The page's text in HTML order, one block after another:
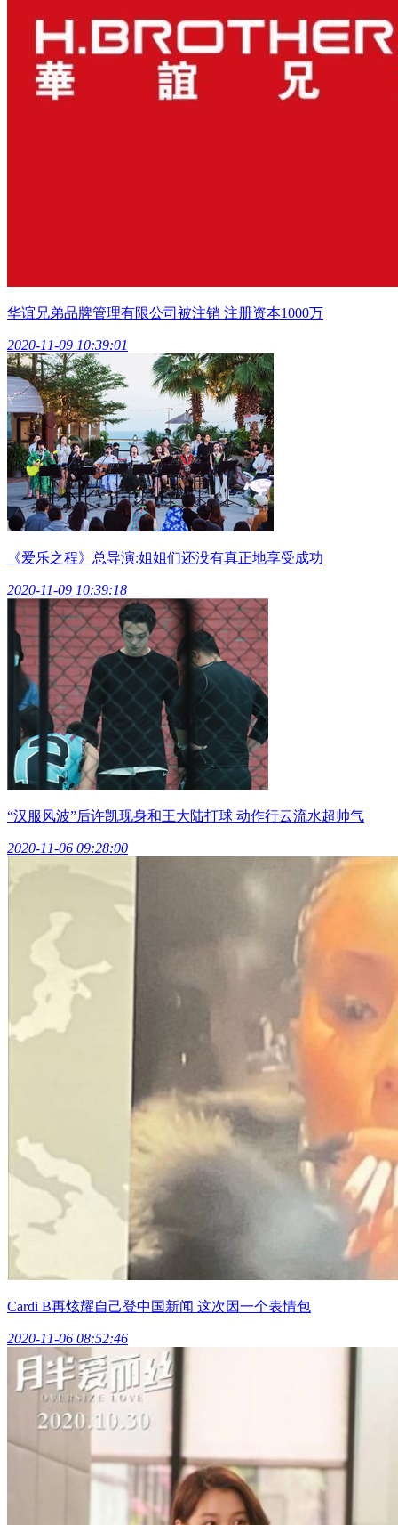
华谊兄弟品牌管理有限公司被注销 注册资本1000万
2020-11-09 10:39:01
《爱乐之程》总导演:姐姐们还没有真正地享受成功
2020-11-09 10:39:18
“汉服风波”后许凯现身和王大陆打球 动作行云流水超帅气
2020-11-06 09:28:00
Cardi B再炫耀自己登中国新闻 这次因一个表情包
2020-11-06 08:52:46